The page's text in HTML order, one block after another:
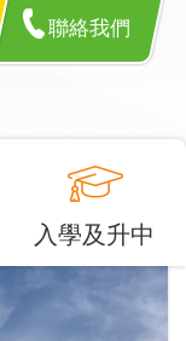
聯絡我們
入學及升中